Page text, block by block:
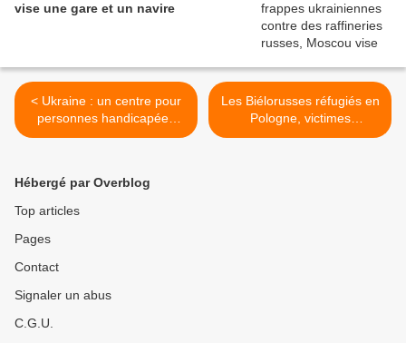
vise une gare et un navire
< Ukraine : un centre pour
personnes handicapées
visé par des frappes russes
Les Biélorusses réfugiés en
Pologne, victimes
collatérales du conflit
Hébergé par Overblog
Top articles
Pages
Contact
Signaler un abus
C.G.U.